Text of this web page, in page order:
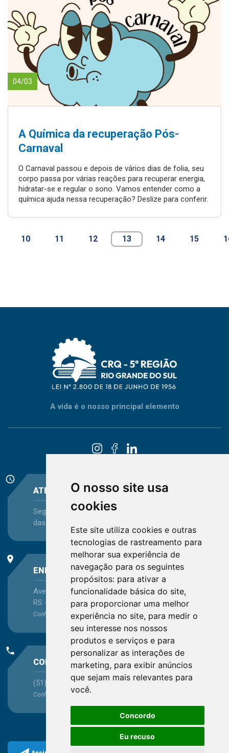
O nosso site usa
cookies
Este site utiliza cookies e outras
tecnologias de rastreamento para
melhorar sua experiência de
navegação para os seguintes
propósitos: para ativar a
funcionalidade básica do site,
para proporcionar uma melhor
experiência no site, para medir o
seu interesse nos nossos
produtos e serviços e para
personalizar as interações de
marketing, para exibir anúncios
que sejam mais relevantes para
você.
Concordo
Eu recuso
04/03
A Química da recuperação Pós-
Carnaval
O Carnaval passou e depois de vários dias de folia, seu
corpo passa por várias reações para recuperar energia,
hidratar-se e regular o sono. Vamos entender como a
química ajuda nessa recuperação? Deslize para conferir.
10 11 12 13 14 15
A vida é o nosso principal elemento
schedule
ATENDIMENTO
Segunda-feira a Sexta-feira - das 08:30 às 12:15 e
das 13:30 às 16:45
place
ENDEREÇO
Avenida Itaqui, 45, Bairro Petrópolis, Porto Alegre -
RS - CEP 90460-140
Confira as demaislocalizações no Estado
phone
CONTATO
(51) 3330-5659
Confira os e-mailsaqui